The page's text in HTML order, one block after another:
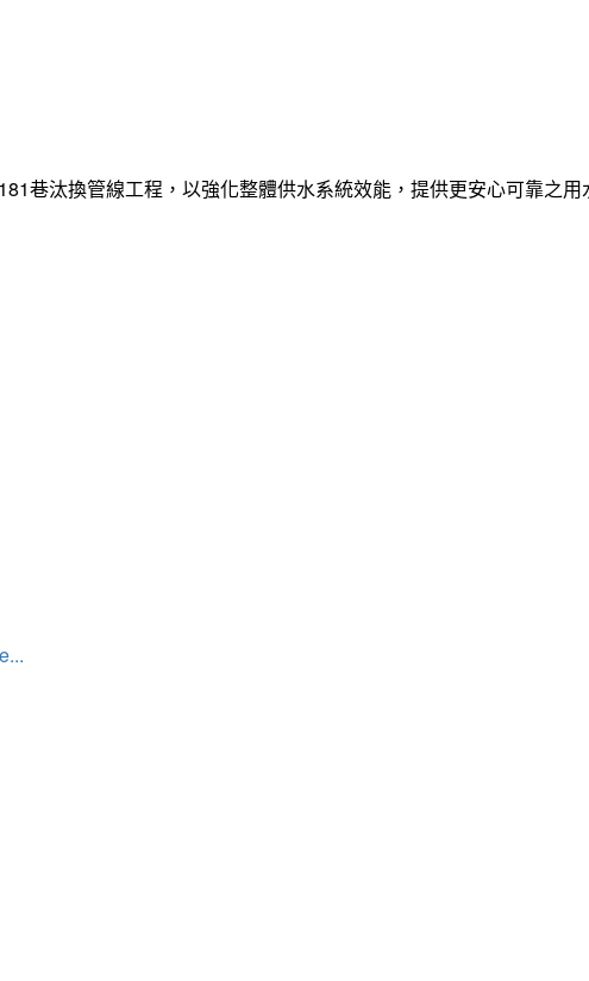
巷汰換管線工程，以強化整體供水系統效能，提供更安心可靠之用